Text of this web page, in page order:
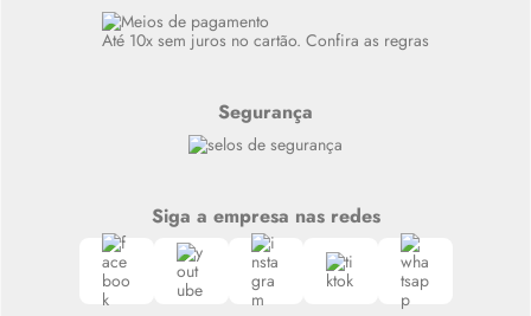
Siga nosso canal no Whatsapp
Até 10x sem juros no cartão. Confira as regras
Segurança
Siga a empresa nas redes